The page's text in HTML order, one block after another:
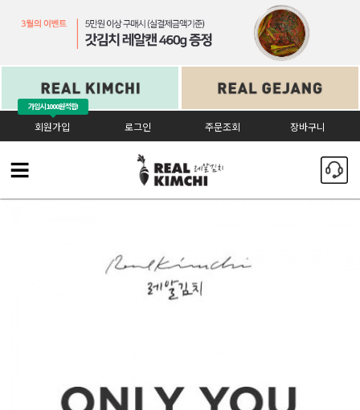
회원가입
가입시1000원 적립!
로그인 주문조회 장바구니